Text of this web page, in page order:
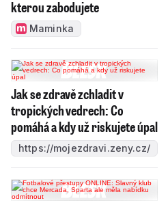
kterou zabodujete
Maminka
Jak se zdravě zchladit v
tropických vedrech: Co
pomáhá a kdy už riskujete úpal
https://mojezdravi.zeny.cz/